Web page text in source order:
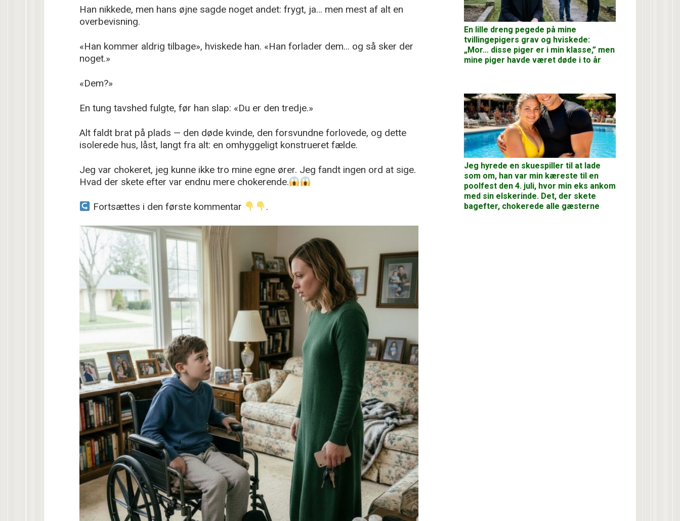
Han nikkede, men hans øjne sagde noget andet: frygt, ja… men mest af alt en
overbevisning.
«Han kommer aldrig tilbage», hviskede han. «Han forlader dem… og så sker der
noget.»
«Dem?»
En tung tavshed fulgte, før han slap: «Du er den tredje.»
Alt faldt brat på plads — den døde kvinde, den forsvundne forlovede, og dette
isolerede hus, låst, langt fra alt: en omhyggeligt konstrueret fælde.
Jeg var chokeret, jeg kunne ikke tro mine egne ører. Jeg fandt ingen ord at sige.
Hvad der skete efter var endnu mere chokerende.
Fortsættes i den første kommentar .
En lille dreng pegede på mine
tvillingepigers grav og hviskede:
„Mor… disse piger er i min klasse,” men
mine piger havde været døde i to år
Jeg hyrede en skuespiller til at lade
som om, han var min kæreste til en
poolfest den 4. juli, hvor min eks ankom
med sin elskerinde. Det, der skete
bagefter, chokerede alle gæsterne